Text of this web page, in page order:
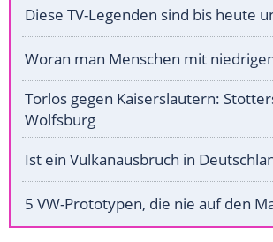
Diese TV-Legenden sind bis heute
Woran man Menschen mit
Torlos gegen Kaiserslautern:
Wolfsburg
Ist ein Vulkanausbruch in
5 VW-Prototypen, die nie auf den